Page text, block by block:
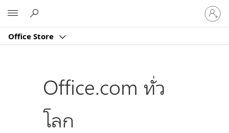
Office Store
ลงชื่อ
เข้า
บัญชี
Office.com ทั่ว
โลก